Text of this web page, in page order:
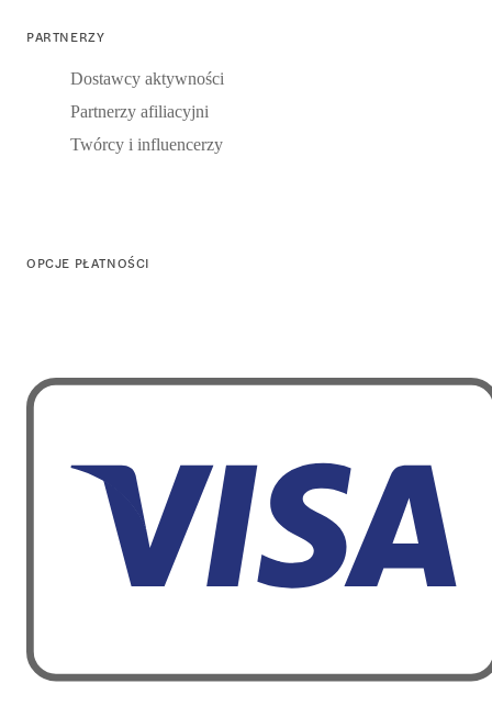
PARTNERZY
Dostawcy aktywności
Partnerzy afiliacyjni
Twórcy i influencerzy
OPCJE PŁATNOŚCI